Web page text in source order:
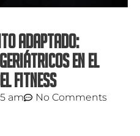
ADAPTADO:
EN EL
FITNESS
am No Comments